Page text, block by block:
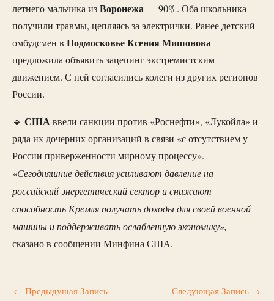
летнего мальчика изВоронежа— 90%. Оба школьника
получили травмы, цепляясь за электрички. Ранее детский
омбудсмен в Подмосковье Ксения Мишонова
предложила объявить зацепинг экстремистским
движением. С ней согласились колеги из других регионов
России.
🔹 СШАввели санкции против «Роснефти», «Лукойла» и
ряда их дочерних организаций в связи «с отсутствием у
России приверженности мирному процессу».
«Сегодняшние действия усиливают давление на
российский энергетический сектор и снижают
способность Кремля получать доходы для своей военной
машины и поддерживать ослабленную экономику», —
сказано в сообщении Минфина США.
← Предыдущая Запись Следующая Запись →